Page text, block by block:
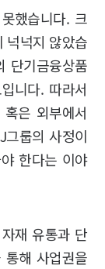
했습니다. 크
넉넉지 않았습
단기금융상품
니다. 따라서
은 외부에서
룹의 사정이
한다는 이야
재 유통과 단
해 사업권을